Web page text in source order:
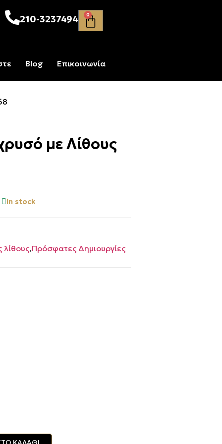
210-3237494 0
Blog Επικοινωνία
με Λίθους
In stock
λίθους,Πρόσφατες Δημιουργίες